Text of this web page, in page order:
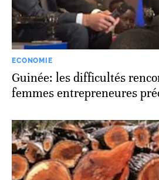
ECONOMIE
Guinée: les difficultés
femmes entrepreneures